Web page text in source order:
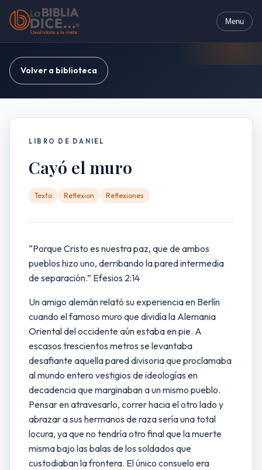
Menu
Volver a biblioteca
LIBRO DE DANIEL
Cayó el muro
Texto Reflexion Reflexiones
“Porque Cristo es nuestra paz, que de ambos
pueblos hizo uno, derribando la pared intermedia
de separación.” Efesios 2:14
Un amigo alemán relató su experiencia en Berlín
cuando el famoso muro que dividía la Alemania
Oriental del occidente aún estaba en pie. A
escasos trescientos metros se levantaba
desafiante aquella pared divisoria que proclamaba
al mundo entero vestigios de ideologías en
decadencia que marginaban a un mismo pueblo.
Pensar en atravesarlo, correr hacia el otro lado y
abrazar a sus hermanos de raza sería una total
locura, ya que no tendría otro final que la muerte
misma bajo las balas de los soldados que
custodiaban la frontera. El único consuelo era